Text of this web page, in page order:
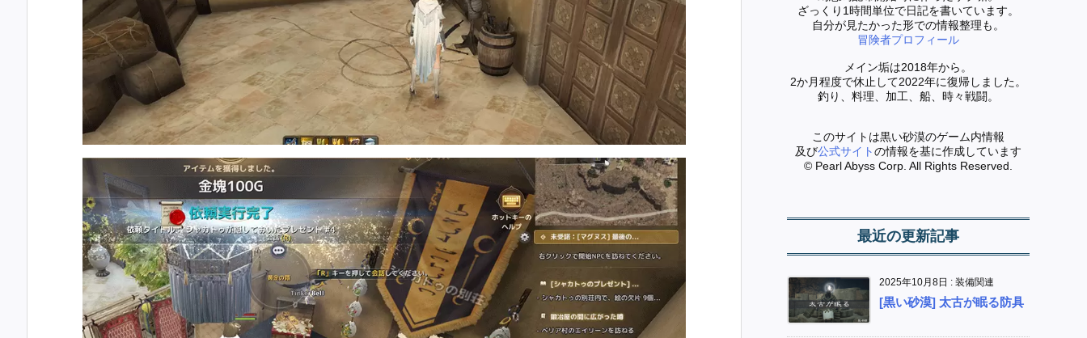
ざっくり1時間単位で日記を書いています。
自分が見たかった形での情報整理も。
冒険者プロフィール
メイン垢は2018年から。
2か月程度で休止して2022年に復帰しました。
釣り、料理、加工、船、時々戦闘。
このサイトは黒い砂漠のゲーム内情報
及び公式サイトの情報を基に作成しています
© Pearl Abyss Corp. All Rights Reserved.
最近の更新記事
2025年10月8日 : 装備関連
[黒い砂漠] 太古が眠る防具